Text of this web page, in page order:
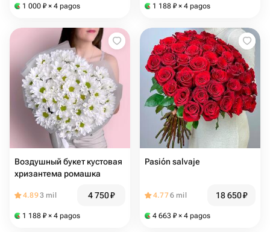
1 000 ₽ × 4 pagos 1 188 ₽ × 4 pagos
Воздушный букет кустовая
хризантема ромашка
4.893 mil 4 750₽
1 188 ₽ × 4 pagos
Pasión salvaje
4.776 mil 18 650₽
4 663 ₽ × 4 pagos